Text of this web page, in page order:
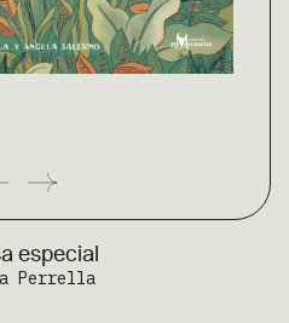
especial
Perrella